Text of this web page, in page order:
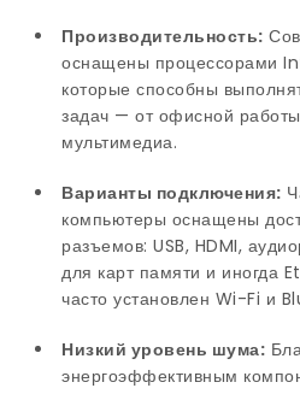
Производительность:
оснащены процессорами
которые способны
задач — от офисной
мультимедиа.
Варианты подключения:
компьютеры оснащены
разъемов: USB, HDMI,
для карт памяти и иногда
часто установлен Wi-Fi и
Низкий уровень шума:
энергоэффективным